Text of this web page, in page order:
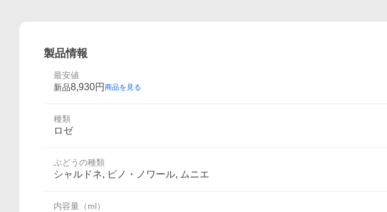
製品情報
最安値
新品8,930円 商品を見る
種類
ロゼ
ぶどうの種類
シャルドネ, ピノ・ノワール, ムニエ
内容量（ml）